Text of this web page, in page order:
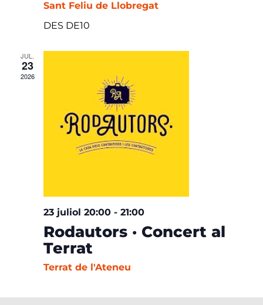
Sant Feliu de Llobregat
DES DE10
JUL.
23
2026
23 juliol 20:00- 21:00
Rodautors · Concert al
Terrat
Terrat de l'Ateneu